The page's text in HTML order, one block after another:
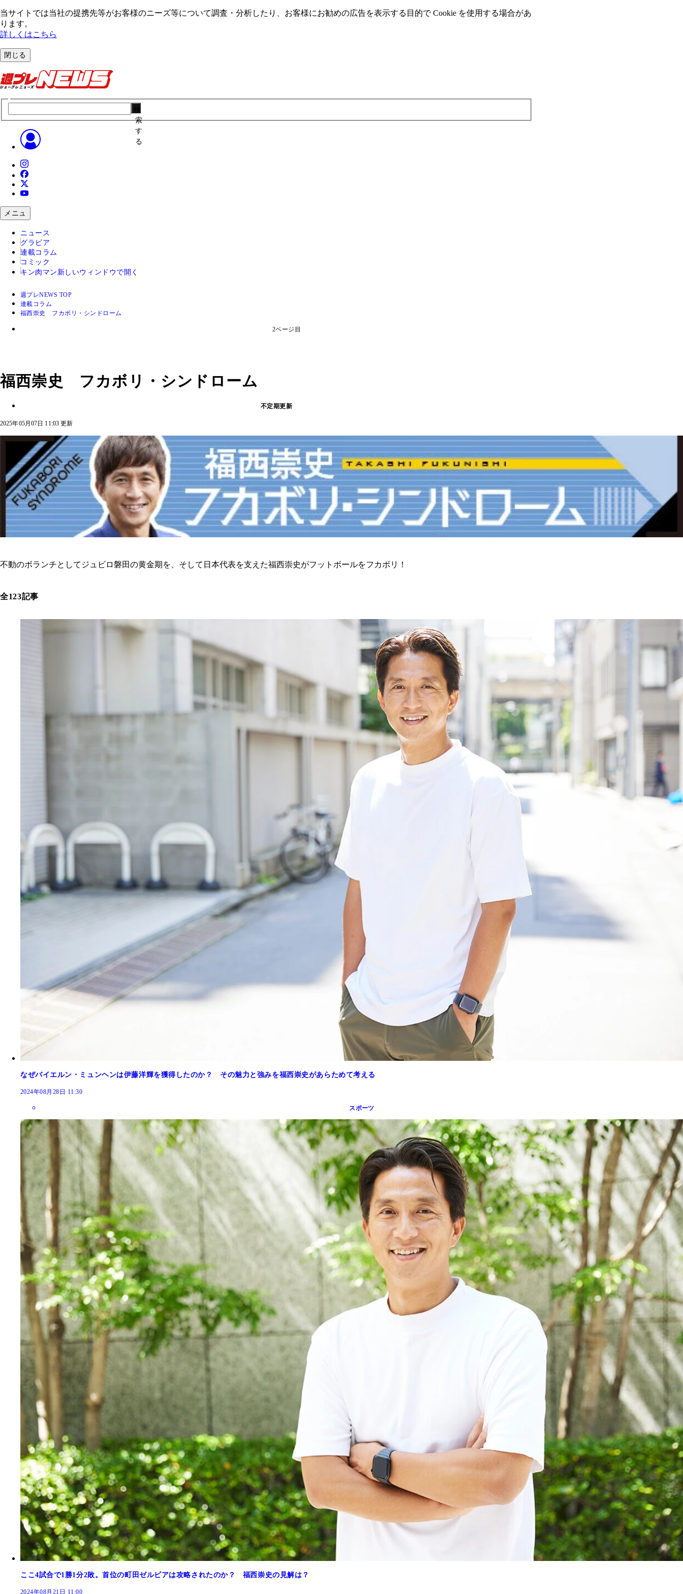
当サイトでは当社の提携先等がお客様のニーズ等について調査・分析したり、お客様にお勧めの広告を表⽰する⽬的で Cookie を使⽤する場合があ
ります。
詳しくはこちら
閉じる
索
す
る
メニュ
ニュース
グラビア
連載コラム
コミック
キン肉マン 新しいウィンドウで開く
週プレNEWS TOP
連載コラム
福西崇史 フカボリ・シンドローム
2ページ目
福西崇史 フカボリ・シンドローム
不定期更新
2025年05月07日 11:03 更新
不動のボランチとしてジュビロ磐田の黄金期を、そして日本代表を支えた福西崇史がフットボールをフカボリ！
全123記事
なぜバイエルン・ミュンヘンは伊藤洋輝を獲得したのか？ その魅力と強みを福西崇史があらためて考える
2024年08月28日 11:30
スポーツ
ここ4試合で1勝1分2敗。首位の町田ゼルビアは攻略されたのか？ 福西崇史の見解は？
2024年08月21日 11:00